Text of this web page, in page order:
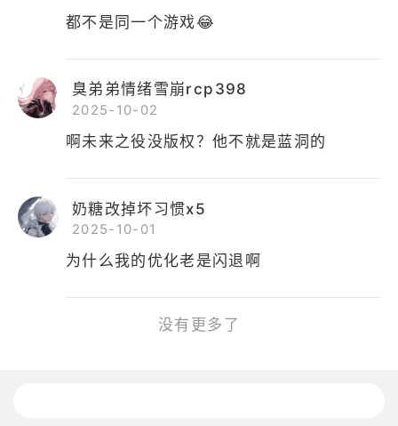
都不是同一个游戏😂
臭弟弟情绪雪崩rcp398
2025-10-02
啊未来之役没版权？他不就是蓝洞的
奶糖改掉坏习惯x5
2025-10-01
为什么我的优化老是闪退啊
没有更多了